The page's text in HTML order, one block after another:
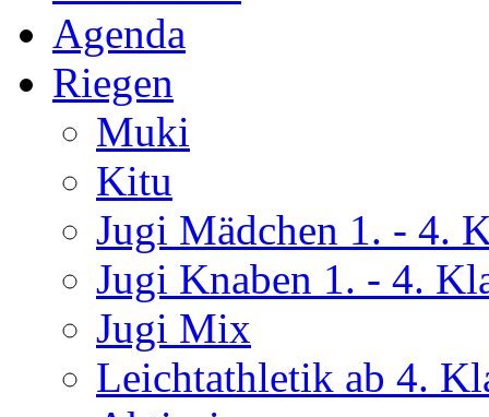
Agenda
Riegen
Muki
Kitu
Jugi Mädchen 1. - 4.
Jugi Knaben 1. - 4.
Jugi Mix
Leichtathletik ab 4.